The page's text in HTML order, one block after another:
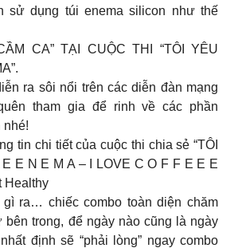
sử dụng túi enema silicon như thế
CA” TẠI CUỘC THI “TÔI YÊU
ra sôi nổi trên các diễn đàn mạng
tham gia để rinh về các phần
nhé!
tin chi tiết của cuộc thi chia sẻ “TÔI
E N E M A – I LOVE C O F F E E E
Healthy
ra… chiếc combo toàn diện chăm
bên trong, để ngày nào cũng là ngày
định sẽ “phải lòng” ngay combo